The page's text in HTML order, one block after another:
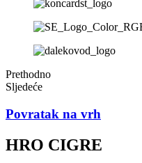
Prethodno
Sljedeće
Povratak na vrh
HRO CIGRE